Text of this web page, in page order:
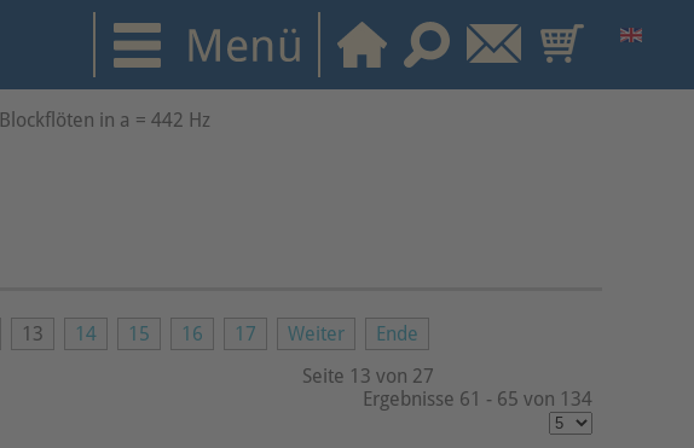
Blockflöten in a = 442 Hz
13 14 15 16 17 Weiter
Ende
Seite 13 von 27
Ergebnisse 61 - 65 von 134